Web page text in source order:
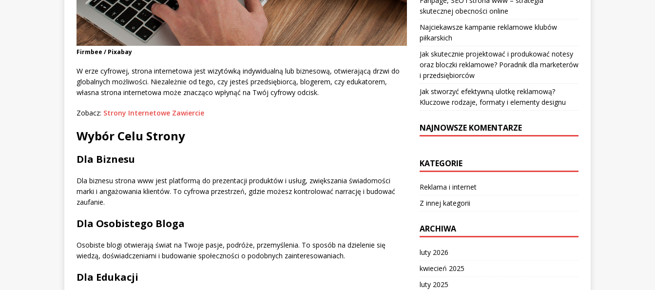
Firmbee / Pixabay
W erze cyfrowej, strona internetowa jest wizytówką indywidualną lub biznesową, otwierającą drzwi do
globalnych możliwości. Niezależnie od tego, czy jesteś przedsiębiorcą, blogerem, czy edukatorem,
własna strona internetowa może znacząco wpłynąć na Twój cyfrowy odcisk.
Zobacz: Strony Internetowe Zawiercie
Wybór Celu Strony
Dla Biznesu
Dla biznesu strona www jest platformą do prezentacji produktów i usług, zwiększania świadomości
marki i angażowania klientów. To cyfrowa przestrzeń, gdzie możesz kontrolować narrację i budować
zaufanie.
Dla Osobistego Bloga
Osobiste blogi otwierają świat na Twoje pasje, podróże, przemyślenia. To sposób na dzielenie się
wiedzą, doświadczeniami i budowanie społeczności o podobnych zainteresowaniach.
Dla Edukacji
skutecznej obecności online
Najciekawsze kampanie reklamowe klubów
piłkarskich
Jak skutecznie projektować i produkować notesy
oraz bloczki reklamowe? Poradnik dla marketerów
i przedsiębiorców
Jak stworzyć efektywną ulotkę reklamową?
Kluczowe rodzaje, formaty i elementy designu
NAJNOWSZE KOMENTARZE
KATEGORIE
Reklama i internet
Z innej kategorii
ARCHIWA
luty 2026
kwiecień 2025
luty 2025